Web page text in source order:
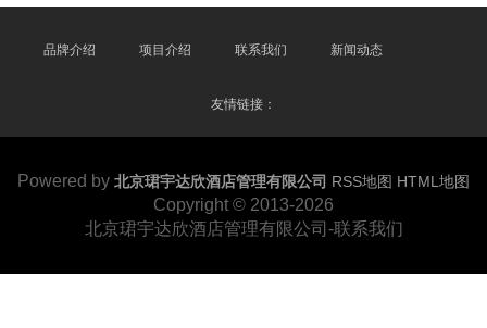
品牌介绍 项目介绍 联系我们 新闻动态
友情链接：
Powered by 北京珺宇达欣酒店管理有限公司 RSS地图 HTML地图
Copyright © 2013-2026
北京珺宇达欣酒店管理有限公司-联系我们